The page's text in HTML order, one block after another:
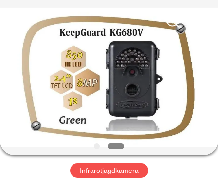
HAUSE
PRODUKTE
VIDEOS
ÜBER
Reserved.
Infrarotjagdkamera